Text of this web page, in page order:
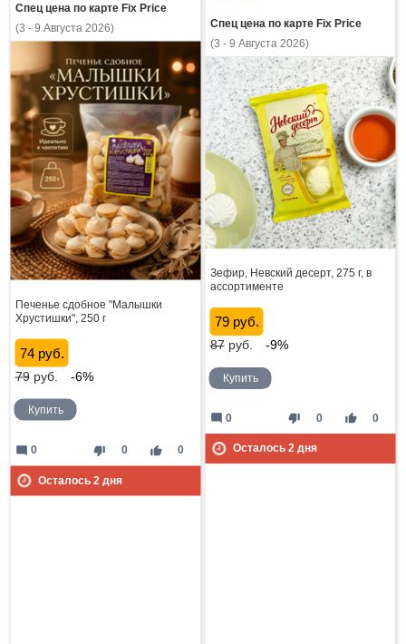
Спец цена по карте Fix Price
(3 - 9 Августа 2026)
Печенье сдобное "Малышки
Хрустишки", 250 г
74 руб.
79руб. -6%
Купить
thumb_down 0 thumb_up 0
mode_comment 0
Осталось 2 дня
Спец цена по карте Fix Price
(3 - 9 Августа 2026)
Зефир, Невский десерт, 275 г, в
ассортименте
79 руб.
87руб. -9%
Купить
thumb_down 0 thumb_up 0
mode_comment 0
Осталось 2дня